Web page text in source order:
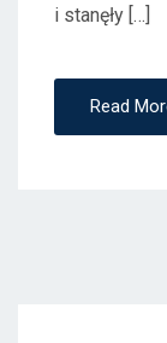
i stanęły […]
Read